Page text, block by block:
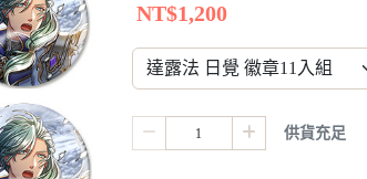
NT$1,200
供貨充足